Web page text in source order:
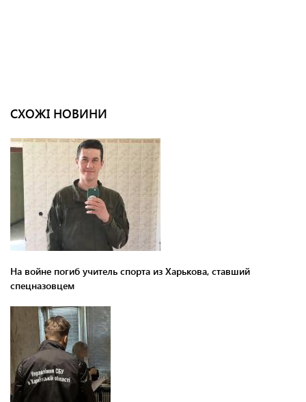
СХОЖІ НОВИНИ
На войне погиб учитель спорта из Харькова, ставший
спецназовцем